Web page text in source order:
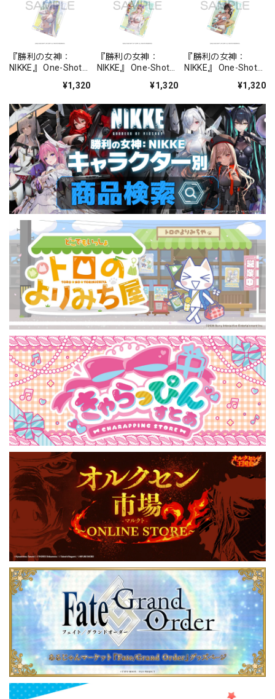
『勝利の女神：
NIKKE』 One-Shot
レラ：クリスタルウ
¥1,320
『勝利の女神：
NIKKE』 One-Shot
- シー・リジー¥1,320
『勝利の女神：
NIKKE』 One-Shot
リング・アンサンブ
¥1,320